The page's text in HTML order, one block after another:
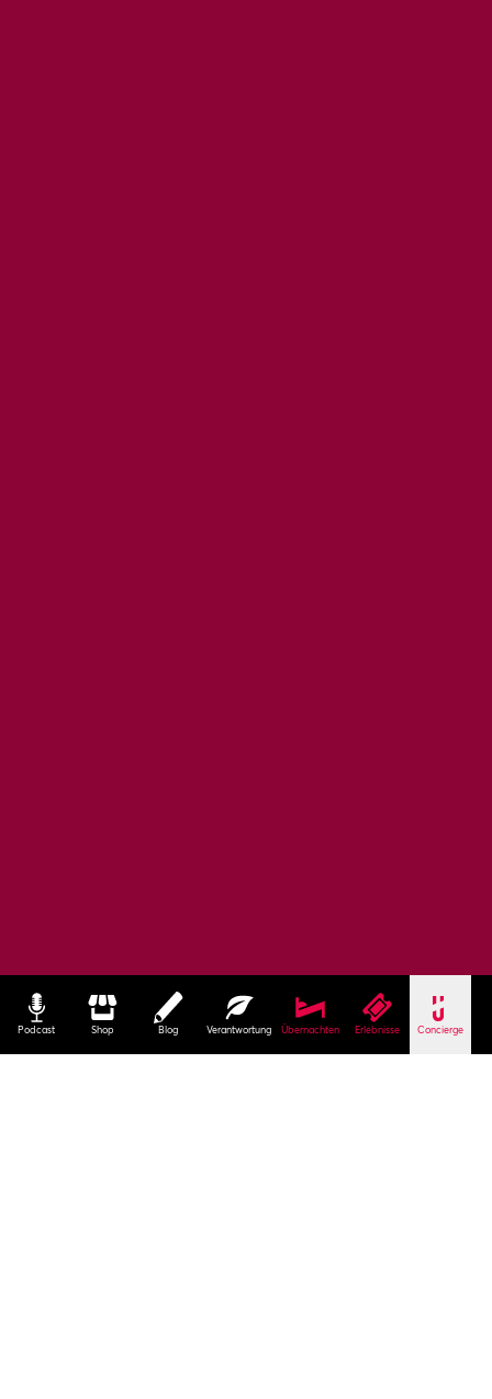
Podcast Shop Blog Verantwortung Übernachten Erlebnisse Concierge